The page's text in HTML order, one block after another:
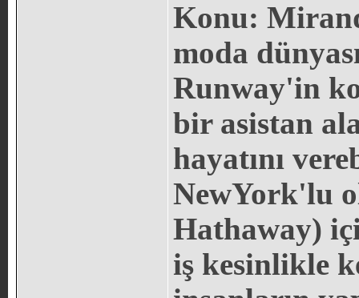
Konu:
moda
Runway'in
bir asistan
hayatını
NewYork'lu
Hathaway)
iş kesinlikle